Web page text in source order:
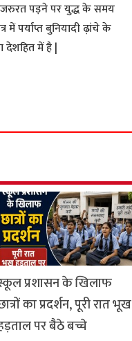
जरुरत पड़ने पर युद्ध के समय
में पर्याप्त बुनियादी ढ़ांचे के
देशहित में है |
प्रशासन के खिलाफ
का प्रदर्शन, पूरी रात भूख
पर बैठे बच्चे